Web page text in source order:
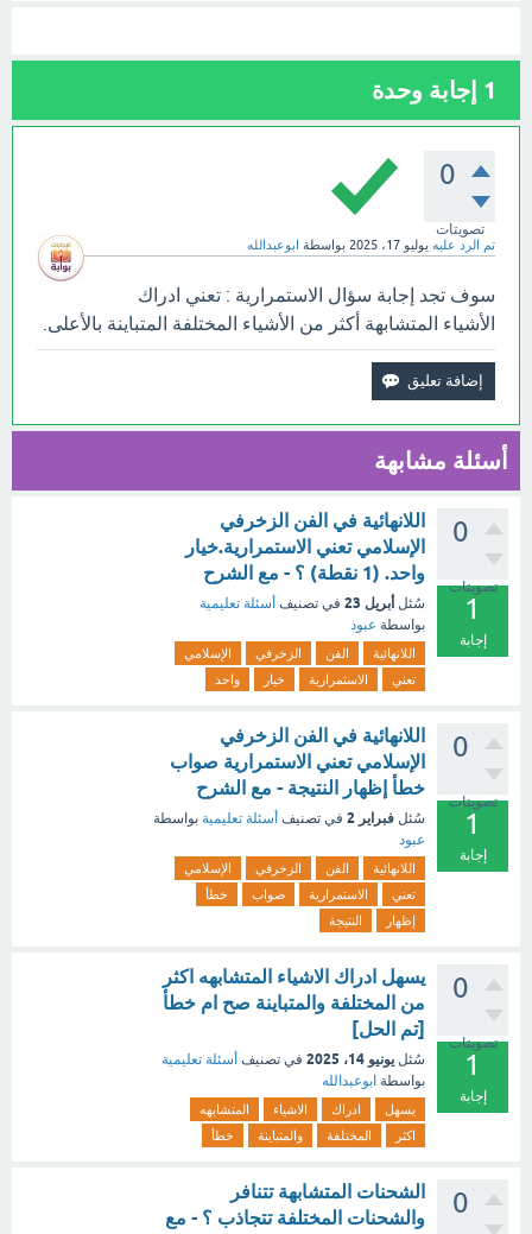
1 إجابة وحدة
0
تصويتات
تم الرد عليه يوليو 17، 2025 بواسطة ابوعبدالله
سوف تجد إجابة سؤال الاستمرارية : تعني ادراك
الأشياء المتشابهة أكثر من الأشياء المختلفة المتباينة بالأعلى.
أسئلة مشابهة
0
تصويتات
1
إجابة
اللانهائية في الفن الزخرفي
الإسلامي تعني الاستمرارية.خيار
واحد. (1 نقطة) ؟ - مع الشرح
سُئل أبريل 23 في تصنيف أسئلة تعليمية
بواسطة عبود
اللانهائية الفن الزخرفي
الإسلامي
تعني
الاستمرارية خيار واحد
0
تصويتات
1
إجابة
اللانهائية في الفن الزخرفي
الإسلامي تعني الاستمرارية صواب
خطأ إظهار النتيجة - مع الشرح
سُئل فبراير 2 في تصنيف أسئلة تعليمية بواسطة
عبود
اللانهائية الفن الزخرفي
الإسلامي
تعني
الاستمرارية صواب
خطأ
إظهار
النتيجة
0
تصويتات
1
إجابة
يسهل ادراك الاشياء المتشابهه اكثر
من المختلفة والمتباينة صح ام خطأ
[تم الحل]
سُئل يونيو 14، 2025 في تصنيف أسئلة تعليمية
بواسطة ابوعبدالله
يسهل ادراك الاشياء
المتشابهه
اكثر
المختلفة والمتباينة خطأ
0
الشحنات المتشابهة تتنافر
والشحنات المختلفة تتجاذب ؟ - مع